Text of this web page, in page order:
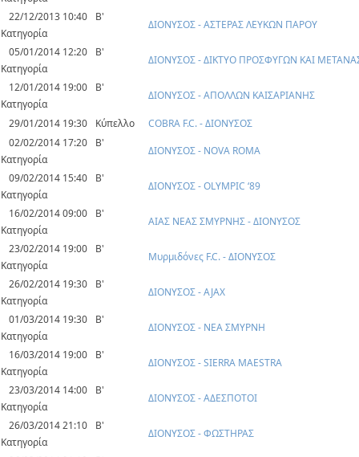
22/12/2013 10:40
Β'
Κατηγορία
ΔΙΟΝΥΣΟΣ - ΑΣΤΕΡΑΣ ΛΕΥΚΩΝ ΠΑΡΟΥ
05/01/2014 12:20
Β'
Κατηγορία
ΔΙΟΝΥΣΟΣ - ΔΙΚΤΥΟ ΠΡΟΣΦΥΓΩΝ ΚΑΙ
12/01/2014 19:00
Β'
Κατηγορία
ΔΙΟΝΥΣΟΣ - ΑΠΟΛΛΩΝ ΚΑΙΣΑΡΙΑΝΗΣ
29/01/2014 19:30 Κύπελλο
COBRA F.C. - ΔΙΟΝΥΣΟΣ
02/02/2014 17:20
Β'
Κατηγορία
ΔΙΟΝΥΣΟΣ - NOVA ROMA
09/02/2014 15:40
Β'
Κατηγορία
ΔΙΟΝΥΣΟΣ - OLYMPIC ‘89
16/02/2014 09:00
Β'
Κατηγορία
ΑΙΑΣ ΝΕΑΣ ΣΜΥΡΝΗΣ - ΔΙΟΝΥΣΟΣ
23/02/2014 19:00
Β'
Κατηγορία
Μυρμιδόνες F.C. - ΔΙΟΝΥΣΟΣ
26/02/2014 19:30
Β'
Κατηγορία
ΔΙΟΝΥΣΟΣ - AJAX
01/03/2014 19:30
Β'
Κατηγορία
ΔΙΟΝΥΣΟΣ - ΝΕΑ ΣΜΥΡΝΗ
16/03/2014 19:00
Β'
Κατηγορία
ΔΙΟΝΥΣΟΣ - SIERRA MAESTRA
23/03/2014 14:00
Β'
Κατηγορία
ΔΙΟΝΥΣΟΣ - ΑΔΕΣΠΟΤΟΙ
26/03/2014 21:10
Β'
Κατηγορία
ΔΙΟΝΥΣΟΣ - ΦΩΣΤΗΡΑΣ